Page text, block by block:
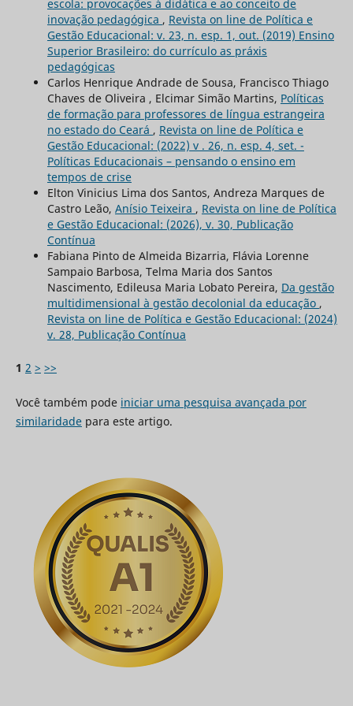
escola: provocações à didática e ao conceito de
inovação pedagógica , Revista on line de Política e
Gestão Educacional: v. 23, n. esp. 1, out. (2019) Ensino
Superior Brasileiro: do currículo as práxis
pedagógicas
Carlos Henrique Andrade de Sousa, Francisco Thiago
Chaves de Oliveira , Elcimar Simão Martins, Políticas
de formação para professores de língua estrangeira
no estado do Ceará , Revista on line de Política e
Gestão Educacional: (2022) v . 26, n. esp. 4, set. -
Políticas Educacionais – pensando o ensino em
tempos de crise
Elton Vinicius Lima dos Santos, Andreza Marques de
Castro Leão, Anísio Teixeira , Revista on line de Política
e Gestão Educacional: (2026), v. 30, Publicação
Contínua
Fabiana Pinto de Almeida Bizarria, Flávia Lorenne
Sampaio Barbosa, Telma Maria dos Santos
Nascimento, Edileusa Maria Lobato Pereira, Da gestão
multidimensional à gestão decolonial da educação ,
Revista on line de Política e Gestão Educacional: (2024)
v. 28, Publicação Contínua
1 2 > >>
Você também pode iniciar uma pesquisa avançada por
similaridadepara este artigo.